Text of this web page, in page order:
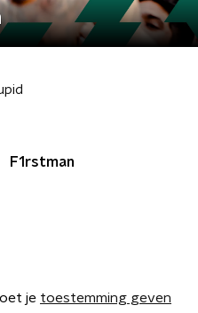
F1rstman
je toestemming geven